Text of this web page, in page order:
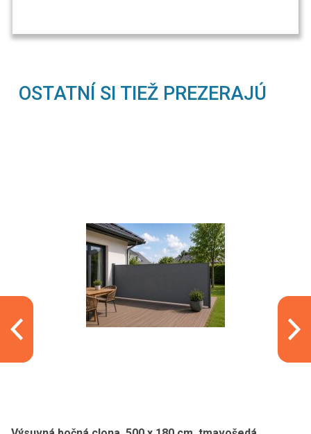
OSTATNÍ SI TIEŽ PREZERAJÚ